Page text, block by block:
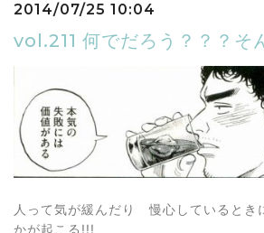
2014/07/25 10:04
vol.211 何でだろう？？？そ
人って気が緩んだり 慢心しているとき
かが起こる!!!